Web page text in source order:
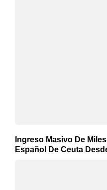
Ingreso Masivo De
Español De Ceuta